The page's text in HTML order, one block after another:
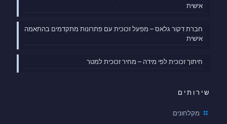
אישית
חברת דקור גלאס – מפעל זכוכית עם פתרונות מתקדמים בהתאמה
אישית
חיתוך זכוכית לפי מידה – מחיר זכוכית למטר
שירותים
מקלחונים